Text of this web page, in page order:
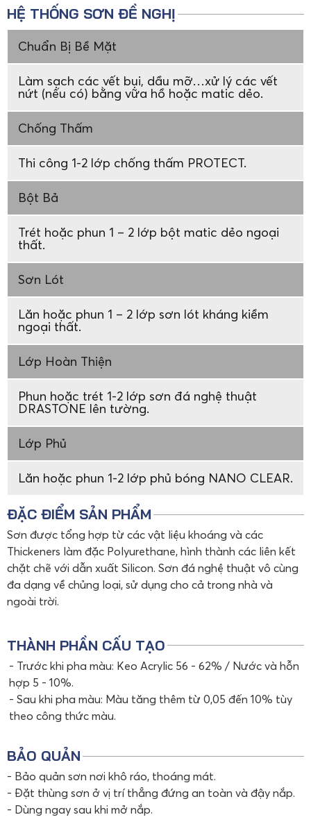
HỆ THỐNG SƠN ĐỀ NGHỊ
Chuẩn Bị Bề Mặt
Làm sạch các vết bụi, dầu mỡ…xử lý các vết
nứt (nếu có) bằng vữa hồ hoặc matic dẻo.
Chống Thấm
Thi công 1-2 lớp chống thấm PROTECT.
Bột Bả
Trét hoặc phun 1 – 2 lớp bột matic dẻo ngoại
thất.
Sơn Lót
Lăn hoặc phun 1 – 2 lớp sơn lót kháng kiềm
ngoại thất.
Lớp Hoàn Thiện
Phun hoặc trét 1-2 lớp sơn đá nghệ thuật
DRASTONE lên tường.
Lớp Phủ
Lăn hoặc phun 1-2 lớp phủ bóng NANO CLEAR.
ĐẶC ĐIỂM SẢN PHẨM
Sơn được tổng hợp từ các vật liệu khoáng và các
Thickeners làm đặc Polyurethane, hình thành các liên kết
chặt chẽ với dẫn xuất Silicon. Sơn đá nghệ thuật vô cùng
đa dạng về chủng loại, sử dụng cho cả trong nhà và
ngoài trời.
THÀNH PHẦN CẤU TẠO
- Trước khi pha màu: Keo Acrylic 56 - 62% / Nước và hỗn
hợp 5 - 10%.
- Sau khi pha màu: Màu tăng thêm từ 0,05 đến 10% tùy
theo công thức màu.
BẢO QUẢN
- Bảo quản sơn nơi khô ráo, thoáng mát.
- Đặt thùng sơn ở vị trí thẳng đứng an toàn và đậy nắp.
- Dùng ngay sau khi mở nắp.